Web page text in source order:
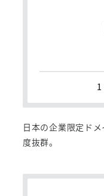
日本の企業限定ド
度抜群。